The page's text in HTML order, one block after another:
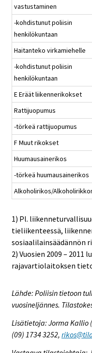
vastustaminen
-kohdistunut poliisin
henkilökuntaan
Haitanteko virkamiehelle
-kohdistunut poliisin
henkilökuntaan
E Eräät liikennerikokset
Rattijuopumus
-törkeä rattijuopumus
F Muut rikokset
Huumausainerikos
-törkeä huumausainerikos
Alkoholirikos/
1) Pl.
tieliikenteessä,
sosiaalilainsäädännön
2) Vuosien 2009 – 2011
rajavartiolaitoksen
Lähde: Poliisin tietoon
vuosineljännes.
Lisätietoja: Jorma Kallio
(09) 1734 3252,